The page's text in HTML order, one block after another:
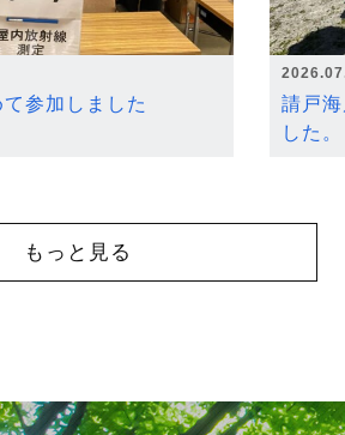
参加しました
請戸
した。
もっと見る